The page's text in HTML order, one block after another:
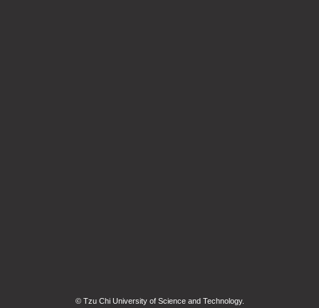
© Tzu Chi University of Science and Technology.